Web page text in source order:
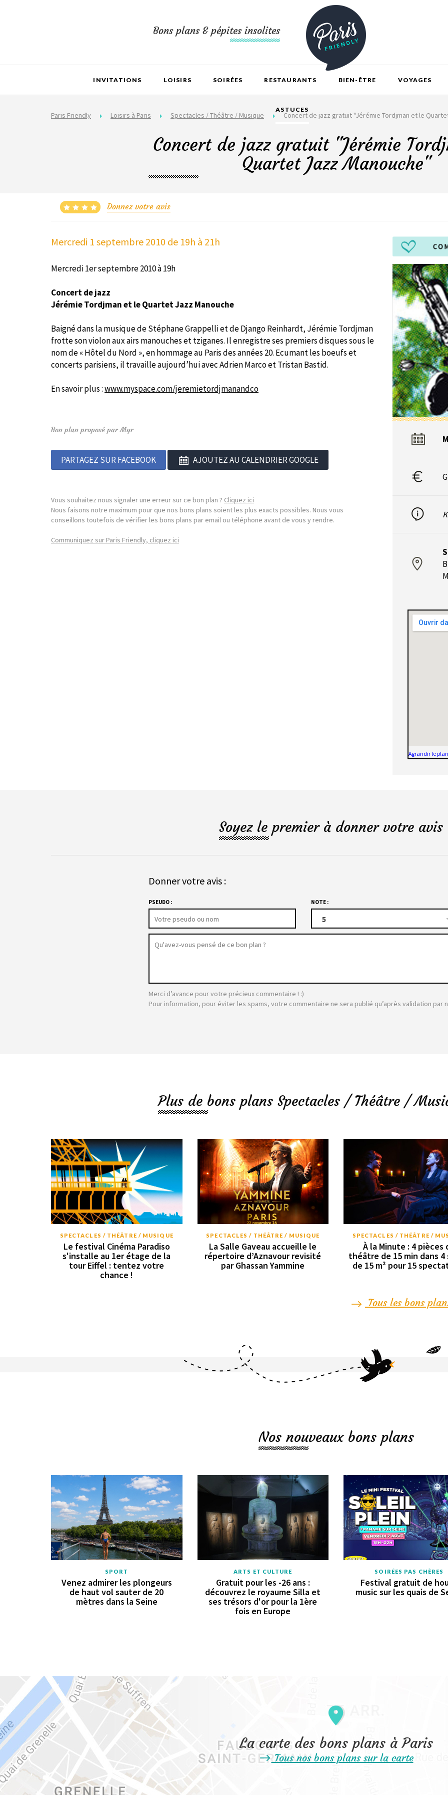
Bons plans & pépites insolites
INVITATIONS LOISIRS SOIRÉES RESTAURANTS BIEN-ÊTRE VOYAGES
ASTUCES
Paris Friendly Loisirs à Paris Spectacles / Théâtre / Musique Concert de jazz gratuit "Jérémie Tordjman et le
Concert de jazz gratuit "Jérémie
Quartet Jazz Manouche"
Donnez votre avis
Mercredi 1 septembre 2010 de 19h à 21h
Mercredi 1er septembre 2010 à 19h
Concert de jazz
Jérémie Tordjman et le Quartet Jazz Manouche
Baigné dans la musique de Stéphane Grappelli et de Django Reinhardt, Jérémie Tordjman
frotte son violon aux airs manouches et tziganes. Il enregistre ses premiers disques sous le
nom de « Hôtel du Nord », en hommage au Paris des années 20. Ecumant les boeufs et
concerts parisiens, il travaille aujourd’hui avec Adrien Marco et Tristan Bastid.
En savoir plus :www.myspace.com/jeremietordjmanandco
Bon plan proposé par Myr
PARTAGEZ SUR FACEBOOK AJOUTEZ AU CALENDRIER GOOGLE
Vous souhaitez nous signaler une erreur sur ce bon plan ? Cliquez ici
Nous faisons notre maximum pour que nos bons plans soient les plus exacts possibles. Nous vous
conseillons toutefois de vérifier les bons plans par email ou téléphone avant de vous y rendre.
Communiquez sur Paris Friendly, cliquez ici
Agrandir le plan
Soyez le premier à donner votre
Donner votre avis :
PSEUDO : NOTE :
5
Merci d’avance pour votre précieux commentaire ! :)
Pour information, pour éviter les spams, votre commentaire ne sera publié qu’après validation par
Plus de bons plans Spectacles / Théâtre /
SPECTACLES / THÉÂTRE / MUSIQUE
Le festival Cinéma Paradiso
s'installe au 1er étage de la
tour Eiffel : tentez votre
chance !
SPECTACLES / THÉÂTRE / MUSIQUE
La Salle Gaveau accueille le
répertoire d’Aznavour revisité
par Ghassan Yammine
SPECTACLES / THÉÂTRE /
À la Minute : 4 pièces
théâtre de 15 min dans 4
de 15 m² pour 15
Tous les bons
Nos nouveaux bons plans
SPORT
Venez admirer les plongeurs
de haut vol sauter de 20
mètres dans la Seine
ARTS ET CULTURE
Gratuit pour les -26 ans :
découvrez le royaume Silla et
ses trésors d'or pour la 1ère
fois en Europe
SOIRÉES PAS CHÈRES
Festival gratuit de
music sur les quais de
La carte des bons plans à Paris
Tous nos bons plans sur la carte